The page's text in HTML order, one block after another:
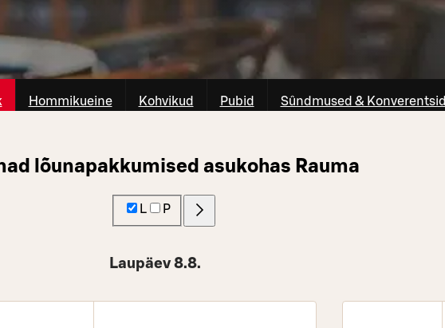
Hommikueine Kohvikud Pubid Sûndmused & Konverentsid
lõunapakkumised asukohas Rauma
L P
Laupäev 8.8.